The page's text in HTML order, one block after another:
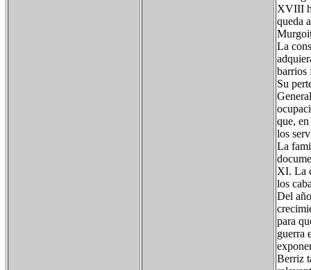
XVIII
queda
La
barrios
Su
que,
los
La
XI. La
los
Del
para
guerra
Berriz